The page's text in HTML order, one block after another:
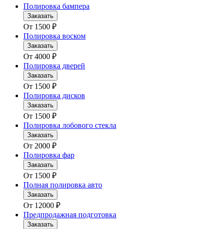
Полировка бампера
Заказать
От 1500 ₽
Полировка воском
Заказать
От 4000 ₽
Полировка дверей
Заказать
От 1500 ₽
Полировка дисков
Заказать
От 1500 ₽
Полировка лобового стекла
Заказать
От 2000 ₽
Полировка фар
Заказать
От 1500 ₽
Полная полировка авто
Заказать
От 12000 ₽
Предпродажная подготовка
Заказать